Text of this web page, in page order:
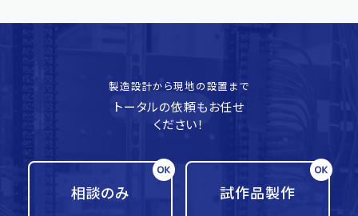
製造設計から現地の設置まで
トータルの依頼もお任せ
ください！
相談のみ 試作品製作